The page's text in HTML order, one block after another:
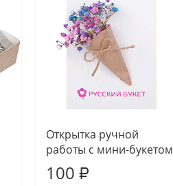
Открытка ручной
работы с мини-букетом
100 ₽